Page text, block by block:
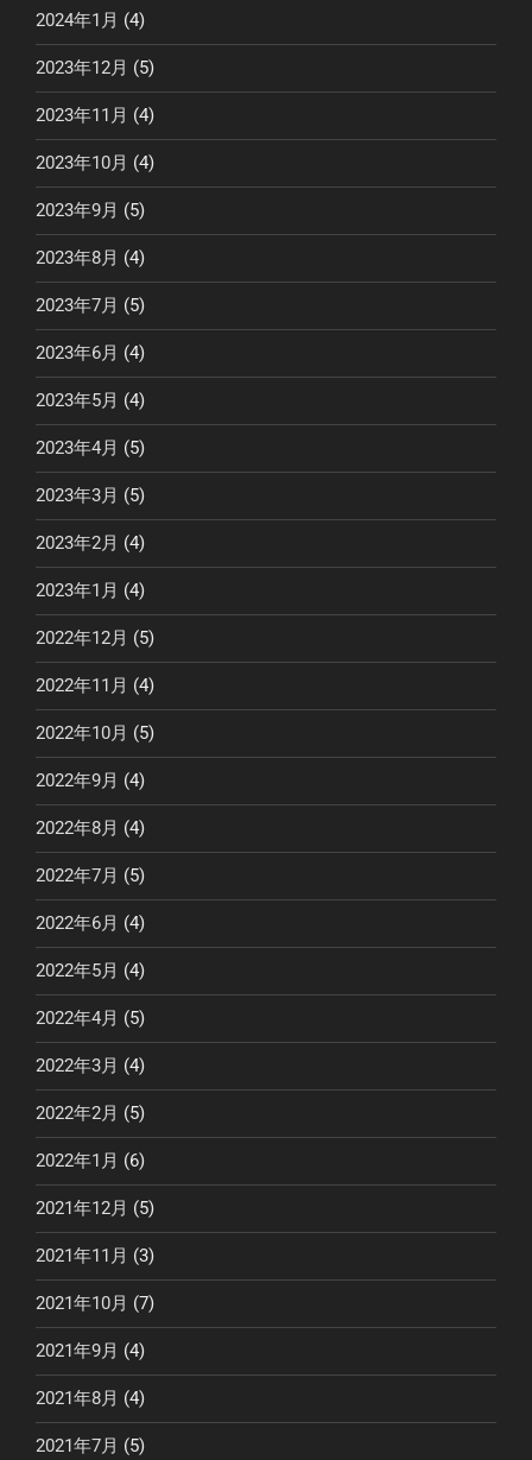
2024年1月 (4)
2023年12月 (5)
2023年11月 (4)
2023年10月 (4)
2023年9月 (5)
2023年8月 (4)
2023年7月 (5)
2023年6月 (4)
2023年5月 (4)
2023年4月 (5)
2023年3月 (5)
2023年2月 (4)
2023年1月 (4)
2022年12月 (5)
2022年11月 (4)
2022年10月 (5)
2022年9月 (4)
2022年8月 (4)
2022年7月 (5)
2022年6月 (4)
2022年5月 (4)
2022年4月 (5)
2022年3月 (4)
2022年2月 (5)
2022年1月 (6)
2021年12月 (5)
2021年11月 (3)
2021年10月 (7)
2021年9月 (4)
2021年8月 (4)
2021年7月 (5)